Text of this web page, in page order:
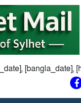
[bangla_date],